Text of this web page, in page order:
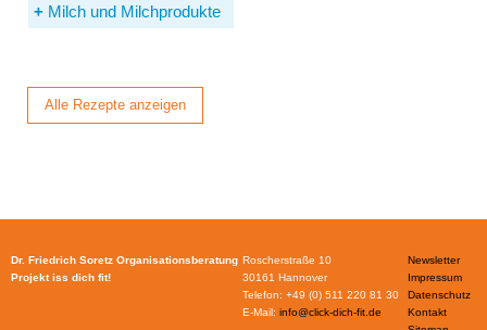
Milch und Milchprodukte
Alle Rezepte anzeigen
Dr. Friedrich Soretz Organisationsberatung
Projekt iss dich fit!
Roscherstraße 10
30161 Hannover
Telefon: +49 (0) 511 220 81 30
E-Mail: info@click-dich-fit.de
Newsletter
Impressum
Datenschutz
Kontakt